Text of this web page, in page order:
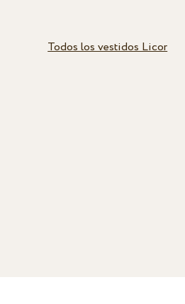
Todos los vestidos Licor